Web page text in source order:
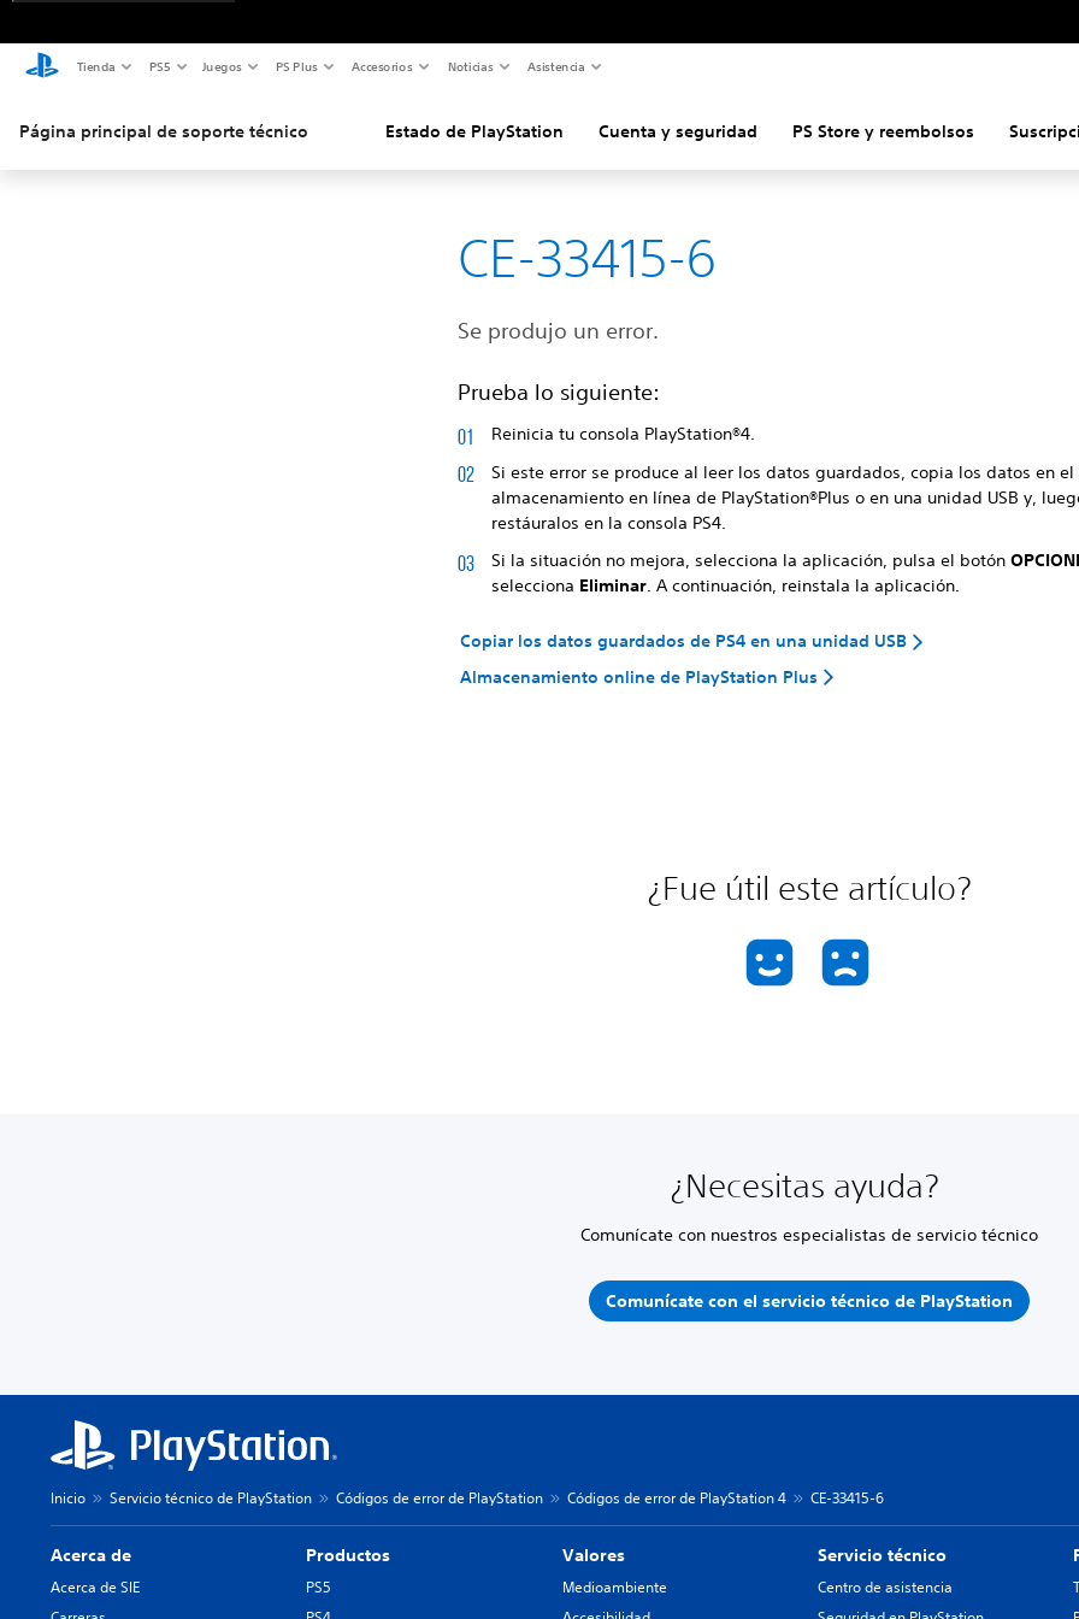
Tienda PS5 Juegos PS Plus Accesorios Noticias Asistencia
Página principal de soporte técnico Estado de PlayStation Cuenta y seguridad PS Store y reembolsos
CE-33415-6
Se produjo un error.
Prueba lo siguiente:
Reinicia tu consola PlayStation®4.
Si este error se produce al leer los datos guardados, copia los datos en el
almacenamiento en línea de PlayStation®Plus o en una unidad USB y,
restáuralos en la consola PS4.
Si la situación no mejora, selecciona la aplicación, pulsa el botón
selecciona Eliminar. A continuación, reinstala la aplicación.
Copiar los datos guardados de PS4 en una unidad USB
Almacenamiento online de PlayStation Plus
¿Fue útil este artículo?
¿Necesitas ayuda?
Comunícate con nuestros especialistas de servicio técnico
Comunícate con el servicio técnico de PlayStation
Inicio Servicio técnico de PlayStation Códigos de error de PlayStation Códigos de error de PlayStation 4 CE-33415-6
Acerca de
Acerca de SIE
Productos
PS5
Valores
Medioambiente
Servicio técnico
Centro de asistencia